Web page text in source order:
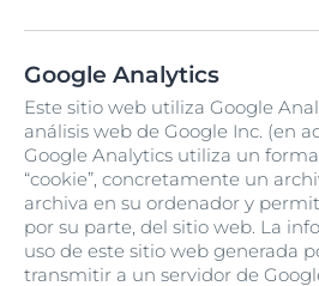
Google Analytics
Este sitio web utiliza Google
análisis web de Google Inc. (en
Google Analytics utiliza un
“cookie”, concretamente un
archiva en su ordenador y
por su parte, del sitio web. La
uso de este sitio web generada
transmitir a un servidor de